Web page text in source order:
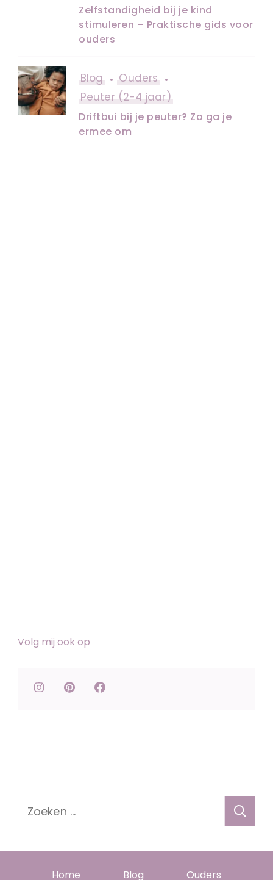
Zelfstandigheid bij je kind
stimuleren – Praktische gids voor
ouders
Blog
Ouders
Peuter (2-4 jaar)
Driftbui bij je peuter? Zo ga je
ermee om
Volg mij ook op
Zoeken
naar:
Home Blog Ouders